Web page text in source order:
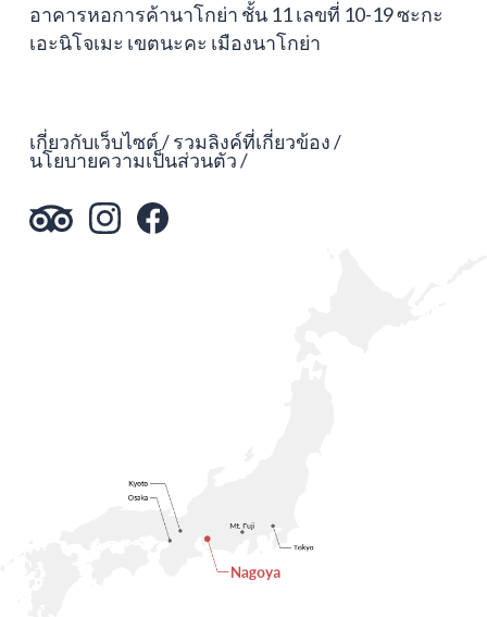
อาคารหอการค้านาโกย่า ชั้น 11 เลขที่ 10-19 ซะกะ
เอะนิโจเมะ เขตนะคะ เมืองนาโกย่า
เกี่ยวกับเว็บไซต์ รวมลิงค์ที่เกี่ยวข้อง
นโยบายความเป็นส่วนตัว